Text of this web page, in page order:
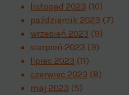
listopad 2023 (10)
październik 2023 (7)
wrzesień 2023 (9)
sierpień 2023 (9)
lipiec 2023 (11)
czerwiec 2023 (8)
maj 2023 (5)